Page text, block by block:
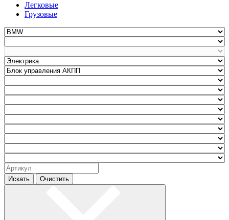
Легковые
Грузовые
Искать Очистить